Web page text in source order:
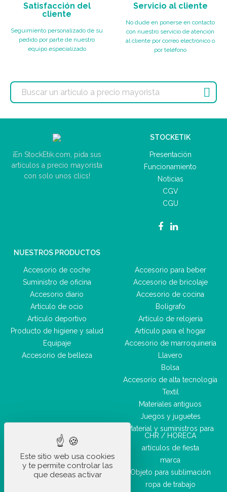
Satisfacción del
cliente
Seguimiento personalizado de su
pedido por parte de nuestro
equipo especializado
Servicio al cliente
No dude en ponerse en contacto
con nuestro servicio de atención
al cliente por correo electrónico o
por teléfono

¡En StockEtik.com, pida sus
artículos a precio mayorista
con solo unos clics!
STOCKETIK
Presentación
Funcionamiento
Noticias
CGV
CGU
NUESTROS PRODUCTOS
Accesorio de coche
Suministro de oficina
Accesorio diario
Artículo de ocio
Artículo deportivo
Producto de higiene y salud
Equipaje
Accesorio de belleza
Accesorio para beber
Accesorio de bricolaje
Accesorio de cocina
Bolígrafo
Artículo de relojería
Artículo para el hogar
Accesorio de marroquinería
Llavero
Bolsa
Accesorio de alta tecnología
Textil
Materiales antiguos
Juegos y juguetes
Material y suministros para
CHR / HORECA
artículos de fiesta
marca
Objeto para sublimación
ropa de trabajo
Este sitio web usa cookies
y te permite controlar las
que deseas activar